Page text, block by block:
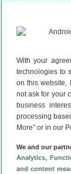
With your
technologies to
on this website,
not ask for your
business
processing
More” or in our
We and our
Analytics,
and content
Overzicht: dit
‘Google
Pixel 11’ (2-8)